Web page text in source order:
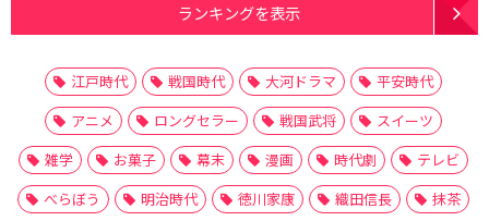
ランキングを表示
江戸時代 戦国時代 大河ドラマ
平安時代
アニメ
ロングセラー 戦国武将
スイーツ
雑学
お菓子 幕末 漫画 時代劇
テレビ
べらぼう
明治時代 徳川家康 織田信長
抹茶